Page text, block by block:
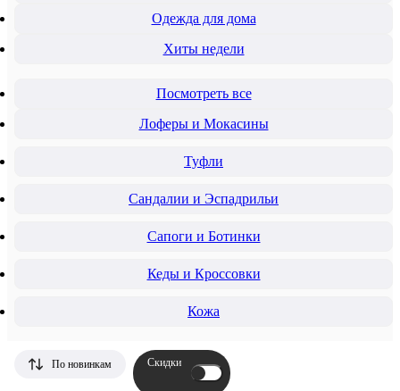
Одежда для дома
Хиты недели
Посмотреть все
Лоферы и Мокасины
Туфли
Сандалии и Эспадрильи
Сапоги и Ботинки
Кеды и Кроссовки
Кожа
По новинкам Скидки